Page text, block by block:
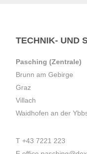
TECHNIK- UND
Pasching (Zentrale)
Brunn am Gebirge
Graz
Villach
Waidhofen an der
T +43 7221 223